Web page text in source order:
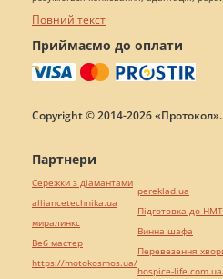
Повний текст
Приймаємо до оплати
Copyright © 2014-2026
Партнери
Сережки з діамантами
alliancetechnika.ua
миралинкс
Веб мастер
https://motokosmos.ua/
pereklad.ua
Підготовка до
Винна шафа
Перевезення
hospice-